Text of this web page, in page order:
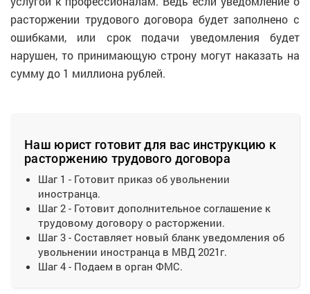
расторжении трудового договора будет заполнено с
ошибками, или срок подачи уведомления будет
нарушен, то принимающую строну могут наказать на
сумму до 1 миллиона рублей.
Наш юрист готовит для вас инструкцию к
расторжению трудового договора
Шаг 1 - Готовит приказ об увольнении
иностранца.
Шаг 2 - Готовит дополнительное соглашение к
трудовому договору о расторжении.
Шаг 3 - Составляет новый бланк уведомления об
увольнении иностранца в МВД 2021г.
Шаг 4 - Подаем в орган ФМС.